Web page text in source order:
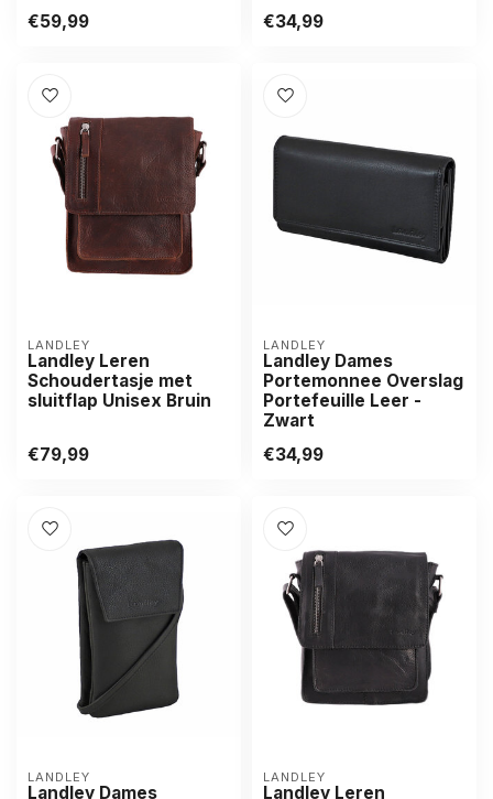
€59,99
€34,99
LANDLEY
Landley Leren
Schoudertasje met
sluitflap Unisex Bruin
€79,99
LANDLEY
Landley Dames
Portemonnee Overslag
Portefeuille Leer -
Zwart
€34,99
LANDLEY
Landley Dames
LANDLEY
Landley Leren